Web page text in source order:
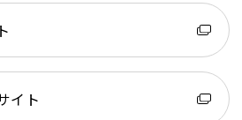
イト